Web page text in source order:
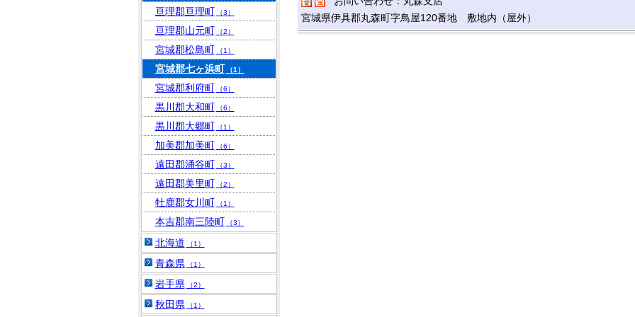
宮城県伊具郡丸森町字鳥屋120番地 敷地内（屋外）
亘理郡亘理町 （3）
亘理郡山元町 （2）
宮城郡松島町 （1）
宮城郡七ヶ浜町 （1）
宮城郡利府町 （6）
黒川郡大和町 （6）
黒川郡大郷町 （1）
加美郡加美町 （6）
遠田郡涌谷町 （3）
遠田郡美里町 （2）
牡鹿郡女川町 （1）
本吉郡南三陸町 （3）
北海道 （1）
青森県 （1）
岩手県 （2）
秋田県 （1）